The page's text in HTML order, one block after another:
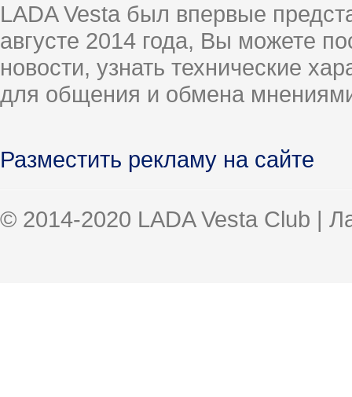
LADA Vesta был впервые
августе 2014 года, Вы можете
новости, узнать технические
для общения и обмена
Разместить рекламу на сайте
© 2014-2020 LADA Vesta Club |